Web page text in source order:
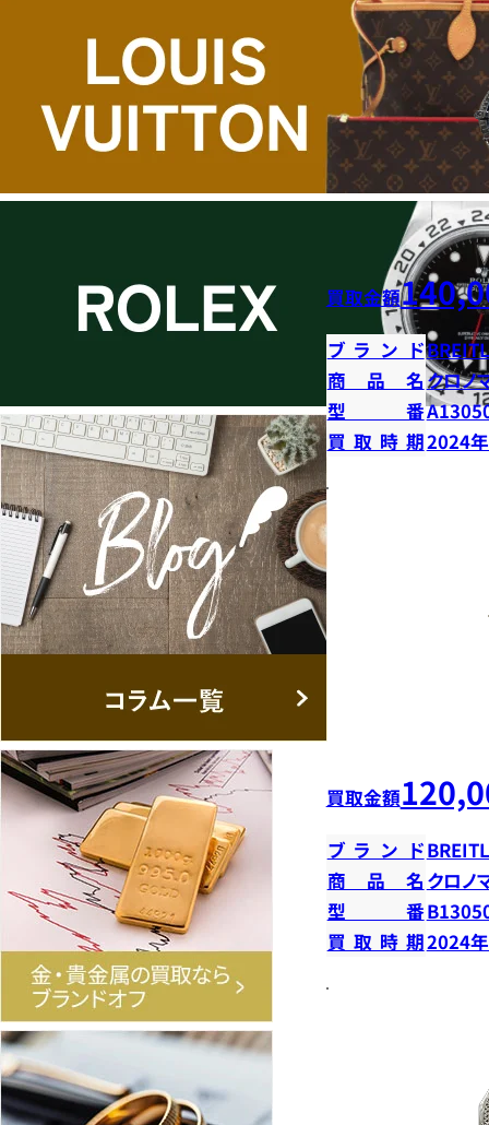
買取金額
ブランド
商品名クロノ
型番
買取時期2024
買取金額
ブランド
商品名 クロノ
型番
買取時期2024